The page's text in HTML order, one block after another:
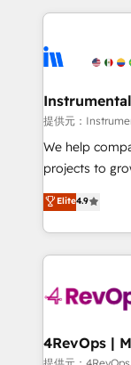
agency for an
agency for a growth
eminent solutions
Elite Partners
Premier
Won HubSpot
HubSpot Rising Star Why us?
potential of the
HubSpot
Hourly-fee
far with our
提供元：
We help
projects to
Hire an
HubSpot and
team to
experience
Elite4.9